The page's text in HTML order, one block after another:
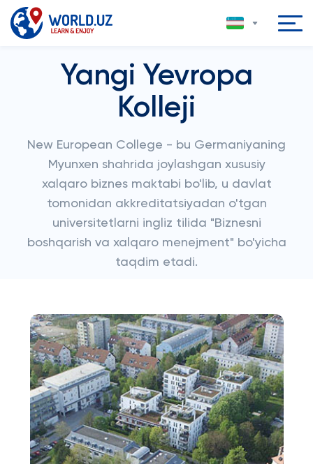
Yangi Yevropa
Kolleji
New European College - bu Germaniyaning
Myunxen shahrida joylashgan xususiy
xalqaro biznes maktabi bo'lib, u davlat
tomonidan akkreditatsiyadan o'tgan
universitetlarni ingliz tilida "Biznesni
boshqarish va xalqaro menejment" bo'yicha
taqdim etadi.